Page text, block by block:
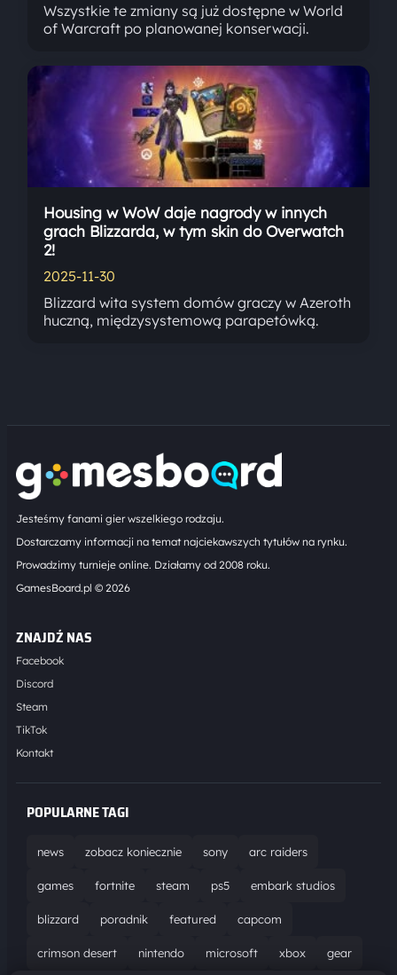
Wszystkie te zmiany są już dostępne w World
of Warcraft po planowanej konserwacji.
Housing w WoW daje nagrody w innych
grach Blizzarda, w tym skin do Overwatch
2!
2025-11-30
Blizzard wita system domów graczy w Azeroth
huczną, międzysystemową parapetówką.
Jesteśmy fanami gier wszelkiego rodzaju.
Dostarczamy informacji na temat najciekawszych tytułów na rynku.
Prowadzimy turnieje online. Działamy od 2008 roku.
GamesBoard.pl © 2026
ZNAJDŹ NAS
Facebook
Discord
Steam
TikTok
Kontakt
POPULARNE TAGI
news zobacz koniecznie sony arc raiders
games fortnite steam ps5 embark studios
blizzard poradnik featured capcom
crimson desert nintendo microsoft xbox gear